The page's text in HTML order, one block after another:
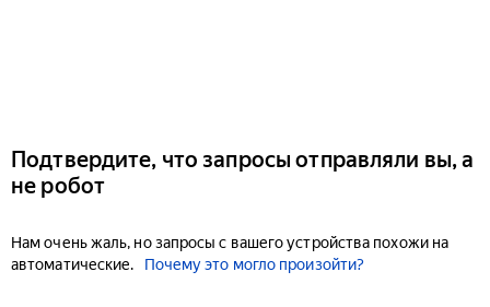
Подтвердите, что запросы отправляли вы, а
не робот
Нам очень жаль, но запросы с вашего устройства похожи на
автоматические.
Почему это могло произойти?